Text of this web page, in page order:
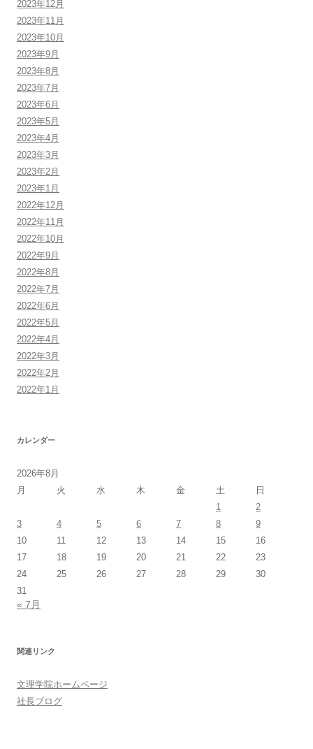
2023年12月
2023年11月
2023年10月
2023年9月
2023年8月
2023年7月
2023年6月
2023年5月
2023年4月
2023年3月
2023年2月
2023年1月
2022年12月
2022年11月
2022年10月
2022年9月
2022年8月
2022年7月
2022年6月
2022年5月
2022年4月
2022年3月
2022年2月
2022年1月
カレンダー
2026年8月
月
火 水 木 金 土
日
1
2
3
4 5 6 7 8
9
10
11 12 13 14 15
16
17
18 19 20 21 22
23
24
25 26 27 28 29
30
31
« 7月
関連リンク
文理学院ホームページ
社長ブログ